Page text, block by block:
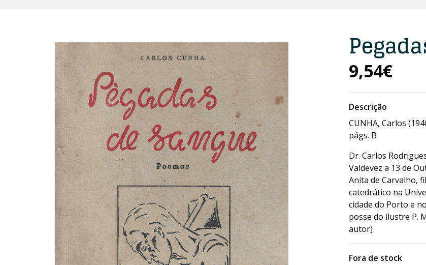
9,54€
Descrição
CUNHA, Carlos
págs. B
Dr. Carlos
Valdevez a 13 de
Anita de Carvalho,
catedrático na
cidade do Porto e
posse do ilustre P.
autor]
Fora de stock